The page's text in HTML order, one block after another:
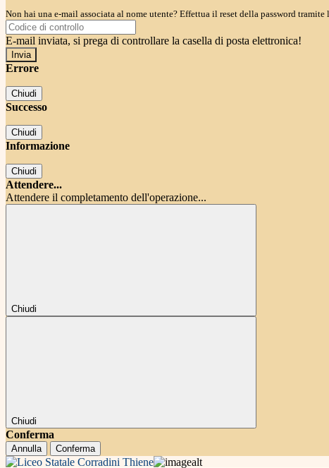
Non hai una e-mail associata al nome utente? Effettua il reset della password tramite
E-mail inviata, si prega di controllare la casella di posta elettronica!
Errore
Chiudi
Successo
Chiudi
Informazione
Chiudi
Attendere...
Attendere il completamento dell'operazione...
Chiudi
Chiudi
Conferma
Annulla Conferma